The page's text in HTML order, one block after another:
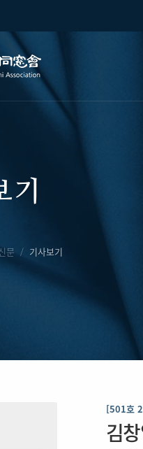
기
문 기사보기
[501호
김